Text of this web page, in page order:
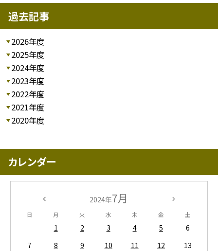
過去記事
2026年度
2025年度
2024年度
2023年度
2022年度
2021年度
2020年度
カレンダー
2024年7月
日 月 火 水 木 金 土
1 2 3 4 5
6
7
8 9 10 11 12
13